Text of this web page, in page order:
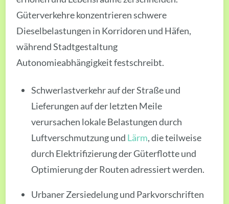
Güterverkehre konzentrieren schwere
Dieselbelastungen in Korridoren und Häfen,
während Stadtgestaltung
Autonomieabhängigkeit festschreibt.
Schwerlastverkehr auf der Straße und
Lieferungen auf der letzten Meile
verursachen lokale Belastungen durch
Luftverschmutzung und Lärm, die teilweise
durch Elektrifizierung der Güterflotte und
Optimierung der Routen adressiert werden.
Urbaner Zersiedelung und Parkvorschriften